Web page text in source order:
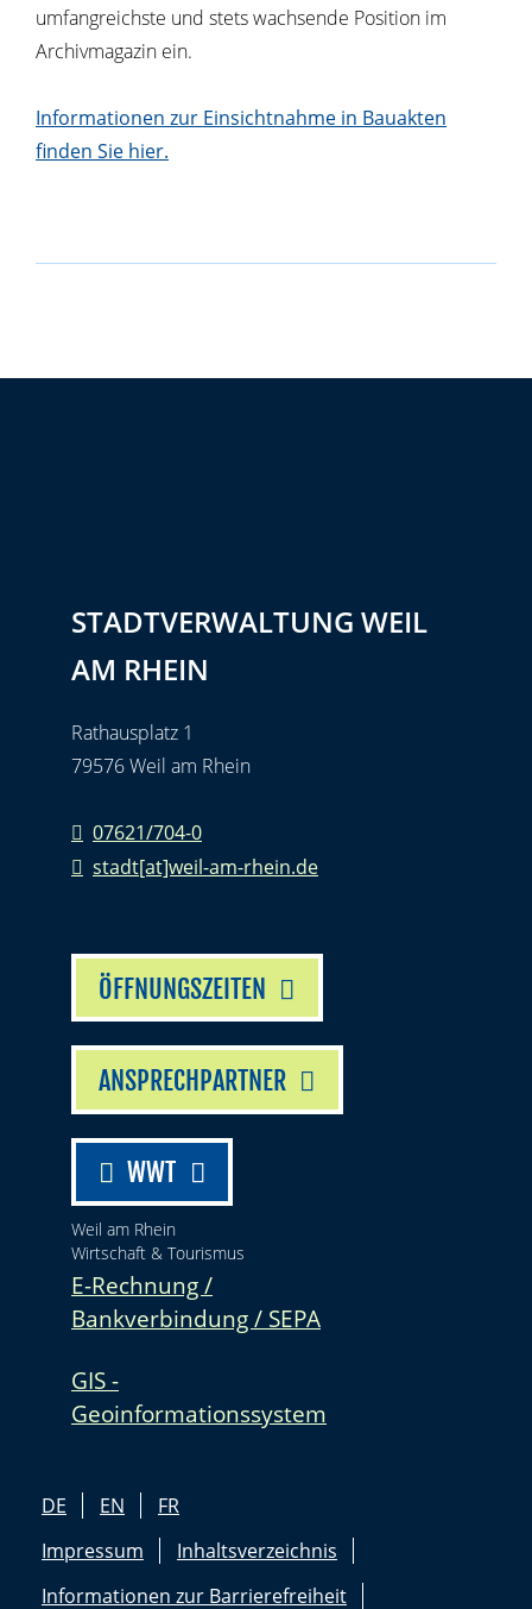
umfangreichste und stets wachsende Position im
Archivmagazin ein.
Informationen zur Einsichtnahme in Bauakten
finden Sie hier.
STADTVERWALTUNG WEIL
AM RHEIN
Rathausplatz 1
79576 Weil am Rhein
07621/704-0
stadt[at]weil-am-rhein.de
ÖFFNUNGSZEITEN
ANSPRECHPARTNER
WWT
Weil am Rhein
Wirtschaft & Tourismus
E-Rechnung /
Bankverbindung / SEPA
GIS -
Geoinformationssystem
DE EN
FR
Impressum
Inhaltsverzeichnis
Informationen zur Barrierefreiheit